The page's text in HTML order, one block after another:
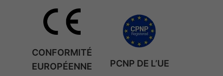
CONFORMITÉ
EUROPÉENNE
PCNP DE L’UE